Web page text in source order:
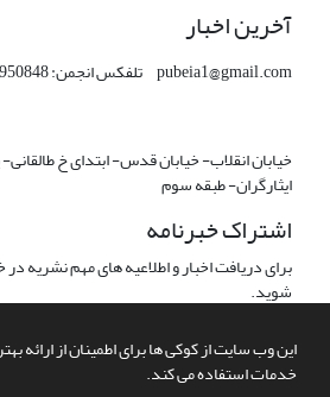
این وب سایت از کوکی ها برای اطمینان از ارائه
خدمات استفاده می کند.
آخرین اخبار
pubeia1@gmail.com تلفکس انجمن: 66950848- 021
ایثارگران- طبقه سوم
اشتراک خبرنامه
برای دریافت اخبار و اطلاعیه های مهم نشریه
شوید.